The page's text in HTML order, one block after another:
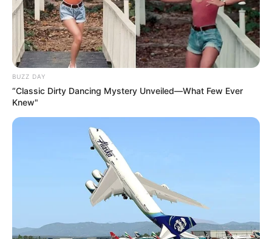
BUZZ DAY
“Classic Dirty Dancing Mystery Unveiled—What Few Ever
Knew"